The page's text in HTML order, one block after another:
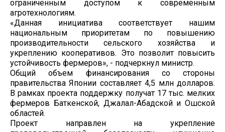
ограниченным доступом к современным
агротехнологиям.
«Данная инициатива соответствует нашим
национальным приоритетам по повышению
производительности сельского хозяйства и
укреплению кооперативов. Это позволит повысить
устойчивость фермеров», - подчеркнул министр.
Общий объем финансирования со стороны
правительства Японии составляет 4,5 млн долларов.
В рамках проекта поддержку получат 17 тыс. мелких
фермеров Баткенской, Джалал-Абадской и Ошской
областей.
Проект направлен на укрепление